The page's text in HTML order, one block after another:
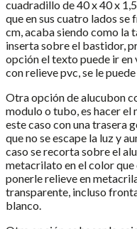
cuadradillo de 40 x 40 x
que en sus cuatro lados
cm, acaba siendo como la
inserta sobre el bastidor,
opción el texto puede ir
con relieve pvc, se le
Otra opción de alucubon
modulo o tubo, es hacer
este caso con una trasera
que no se escape la luz y
caso se recorta sobre el
metacrilato en el color
ponerle relieve en
transparente, incluso
blanco.